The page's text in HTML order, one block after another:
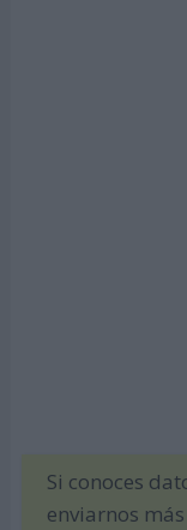
Si conoces
enviarnos